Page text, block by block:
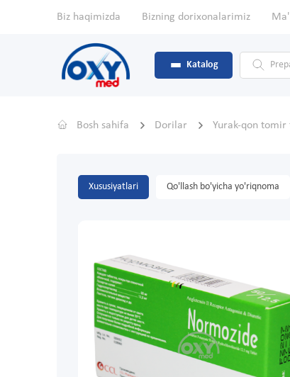
Biz haqimizda Bizning dorixonalarimiz
Katalog
Bosh sahifa Dorilar Yurak-qon tomir
Xususiyatlari Qo'llash bo'yicha yo'riqnoma